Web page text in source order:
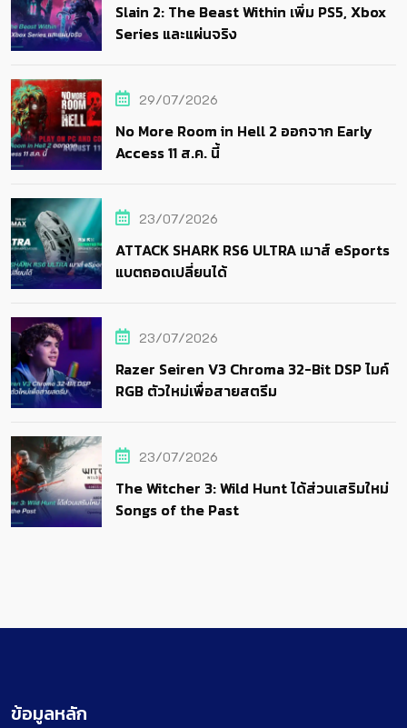
Slain 2: The Beast Within เพิ่ม PS5, Xbox
Series และแผ่นจริง
29/07/2026
No More Room in Hell 2 ออกจาก Early
Access 11 ส.ค. นี้
23/07/2026
ATTACK SHARK RS6 ULTRA เมาส์ eSports
แบตถอดเปลี่ยนได้
23/07/2026
Razer Seiren V3 Chroma 32-Bit DSP ไมค์
RGB ตัวใหม่เพื่อสายสตรีม
23/07/2026
The Witcher 3: Wild Hunt ได้ส่วนเสริมใหม่
Songs of the Past
ข้อมูลหลัก